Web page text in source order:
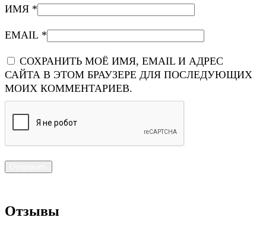
Отзывы
ИМЯ *
EMAIL *
СОХРАНИТЬ МОЁ ИМЯ, EMAIL И АДРЕС
САЙТА В ЭТОМ БРАУЗЕРЕ ДЛЯ ПОСЛЕДУЮЩИХ
МОИХ КОММЕНТАРИЕВ.